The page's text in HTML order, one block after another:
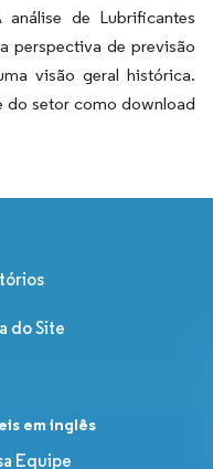
de Lubrificantes
perspectiva de previsão
visão geral histórica.
do setor como download
do Site
em inglês
Equipe